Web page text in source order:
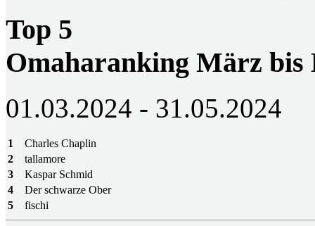
Top 5
Omaharanking März bis
01.03.2024 - 31.05.2024
1
Charles Chaplin
2
tallamore
3
Kaspar Schmid
4
Der schwarze Ober
5
fischi